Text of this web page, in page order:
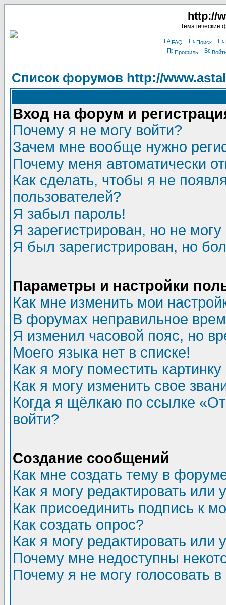
http://
Тематические
FAQ Поиск
Профиль
Список форумов http://
Вход на форум и
Почему я не могу войти?
Зачем мне вообще нужно
Почему меня автоматически
Как сделать, чтобы я не
пользователей?
Я забыл пароль!
Я зарегистрирован, но не могу
Я был зарегистрирован, но
Параметры и настройки
Как мне изменить мои
В форумах неправильное
Я изменил часовой пояс, но
Моего языка нет в списке!
Как я могу поместить
Как я могу изменить свое
Когда я щёлкаю по ссылке
войти?
Создание сообщений
Как мне создать тему в
Как я могу редактировать или
Как присоединить подпись к
Как создать опрос?
Как я могу редактировать или
Почему мне недоступны
Почему я не могу голосовать